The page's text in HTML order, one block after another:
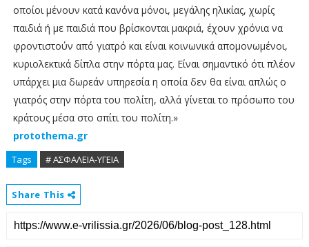
οποίοι μένουν κατά κανόνα μόνοι, μεγάλης ηλικίας, χωρίς
παιδιά ή με παιδιά που βρίσκονται μακριά, έχουν χρόνια να
φροντιστούν από γιατρό και είναι κοινωνικά απομονωμένοι,
κυριολεκτικά δίπλα στην πόρτα μας. Είναι σημαντικό ότι πλέον
υπάρχει μια δωρεάν υπηρεσία η οποία δεν θα είναι απλώς ο
γιατρός στην πόρτα του πολίτη, αλλά γίνεται το πρόσωπο του
κράτους μέσα στο σπίτι του πολίτη.»
protothema.gr
Tags # ΑΣΦΑΛΕΙΑ-ΥΓΕΙΑ
Share This